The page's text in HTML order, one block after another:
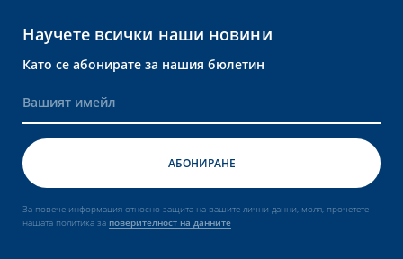
Научете всички наши новини
Като се абонирате за нашия бюлетин
За повече информация относно защита на вашите лични данни, моля, прочетете
нашата политика за поверителност на данните